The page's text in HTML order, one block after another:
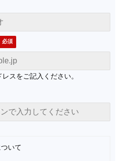
スをご記入ください。
いて